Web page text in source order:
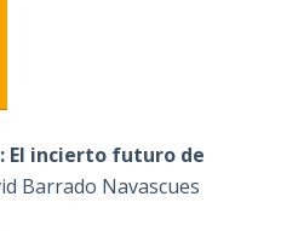
El incierto futuro de
Barrado Navascues